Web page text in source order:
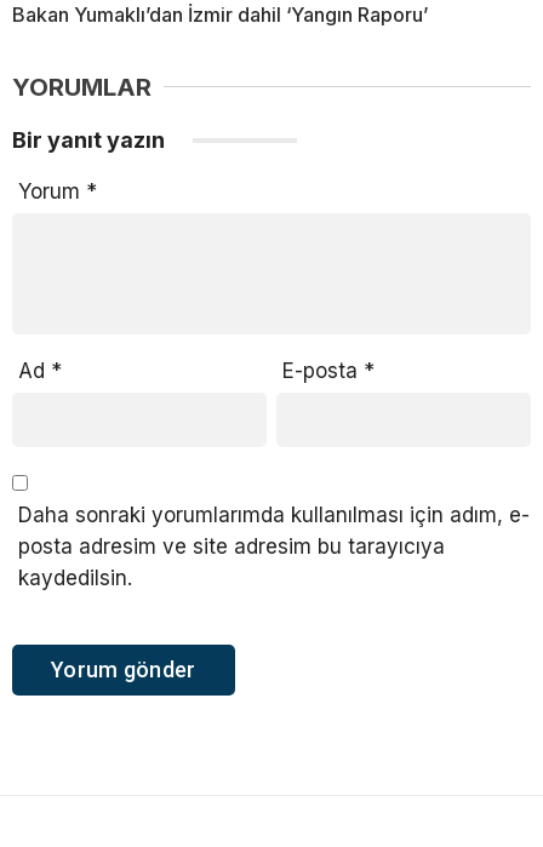
Bakan Yumaklı’dan İzmir dahil ‘Yangın Raporu’
YORUMLAR
Bir yanıt yazın
Yorum *
Ad * E-posta *
Daha sonraki yorumlarımda kullanılması için adım, e-
posta adresim ve site adresim bu tarayıcıya
kaydedilsin.